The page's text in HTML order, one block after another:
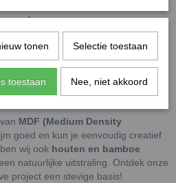
vormen, zoals:
echt glas
MDF (Medium Density
goed en kun je eenvoudig creatief
wij ook houten en bamboe
natuurlijke uitstraling. Ontdek onze
project een stevige basis!
tonen Selectie toestaan
toestaan Nee, niet akkoord